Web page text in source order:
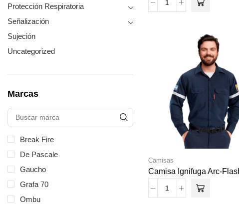
Protección Respiratoria
Señalización
Sujeción
Uncategorized
Marcas
Break Fire
De Pascale
Gaucho
Grafa 70
Ombu
Camisas
Camisa Ignifuga Arc-